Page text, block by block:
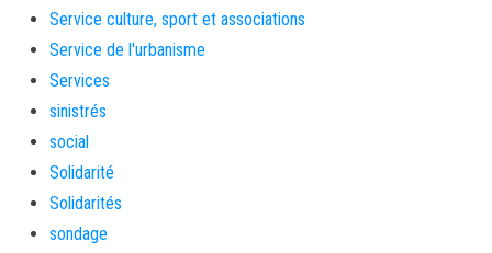
Service culture, sport et associations
Service de l'urbanisme
Services
sinistrés
social
Solidarité
Solidarités
sondage